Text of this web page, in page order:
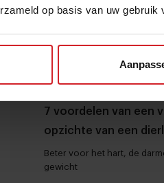
op basis van uw gebruik
7 voordelen van een
opzichte van een
Beter voor het hart, de
gewicht